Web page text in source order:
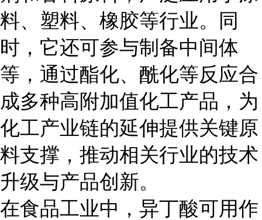
料、塑料、橡胶等行业。同
时，它还可参与制备中间体
等，通过酯化、酰化等反应合
成多种高附加值化工产品，为
化工产业链的延伸提供关键原
料支撑，推动相关行业的技术
升级与产品创新。
在食品工业中，异丁酸可用作